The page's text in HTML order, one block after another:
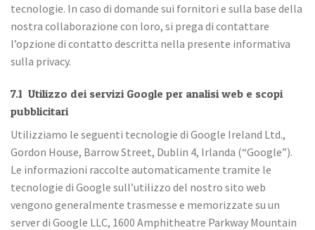
tecnologie. In caso di domande sui fornitori e sulla base della
nostra collaborazione con loro, si prega di contattare
l’opzione di contatto descritta nella presente informativa
sulla privacy.
7.1 Utilizzo dei servizi Google per analisi web e scopi
pubblicitari
Utilizziamo le seguenti tecnologie di Google Ireland Ltd.,
Gordon House, Barrow Street, Dublin 4, Irlanda (“Google”).
Le informazioni raccolte automaticamente tramite le
tecnologie di Google sull’utilizzo del nostro sito web
vengono generalmente trasmesse e memorizzate su un
server di Google LLC, 1600 Amphitheatre Parkway Mountain